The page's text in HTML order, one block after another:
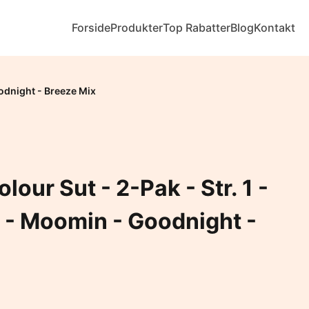
ForsideProdukterTop RabatterBlogKontakt
- Breeze Mix
Sut - 2-Pak - Str. 1 -
Moomin - Goodnight -